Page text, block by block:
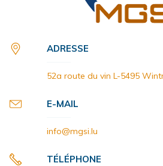
ADRESSE
52a route du vin L-5495
E-MAIL
info@mgsi.lu
TÉLÉPHONE